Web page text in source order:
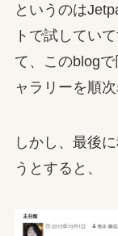
というのは
トで試してい
て、このblog
ャラリーを順
しかし、最後
うとすると、